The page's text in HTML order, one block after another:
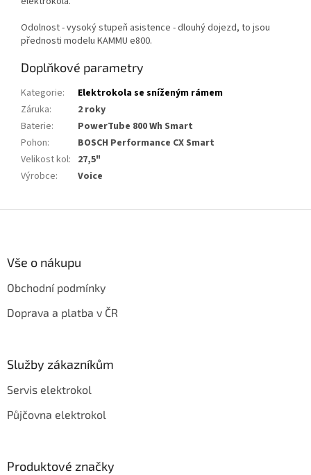
Odolnost - vysoký stupeň asistence - dlouhý dojezd, to jsou
přednosti modelu KAMMU e800.
Doplňkové parametry
Kategorie:
Elektrokola se sníženým rámem
Záruka:
2 roky
Baterie:
PowerTube 800 Wh Smart
Pohon:
BOSCH Performance CX Smart
Velikost kol: 27,5"
Výrobce: Voice
Vše o nákupu
Obchodní podmínky
Doprava a platba v ČR
Služby zákazníkům
Servis elektrokol
Půjčovna elektrokol
Produktové značky